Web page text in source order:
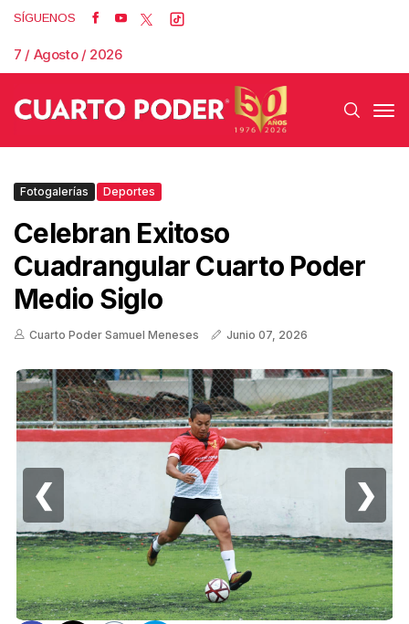
SÍGUENOS
7 / Agosto / 2026
Fotogalerías Deportes
Celebran Exitoso
Cuadrangular Cuarto Poder
Medio Siglo
Cuarto Poder Samuel Meneses Junio 07, 2026
❮ ❯